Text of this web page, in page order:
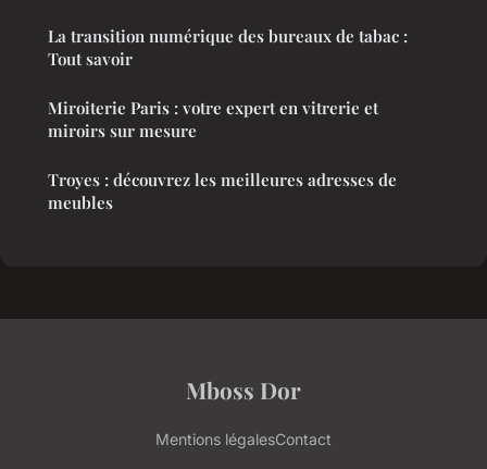
La transition numérique des bureaux de tabac :
Tout savoir
Miroiterie Paris : votre expert en vitrerie et
miroirs sur mesure
Troyes : découvrez les meilleures adresses de
meubles
Mboss Dor
Mentions légalesContact